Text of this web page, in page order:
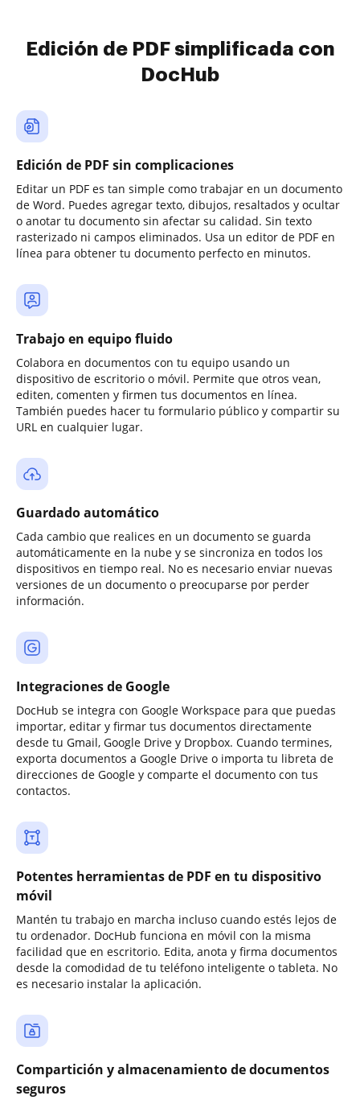
Edición de PDF simplificada con
DocHub
Edición de PDF sin complicaciones
Editar un PDF es tan simple como trabajar en un documento
de Word. Puedes agregar texto, dibujos, resaltados y ocultar
o anotar tu documento sin afectar su calidad. Sin texto
rasterizado ni campos eliminados. Usa un editor de PDF en
línea para obtener tu documento perfecto en minutos.
Trabajo en equipo fluido
Colabora en documentos con tu equipo usando un
dispositivo de escritorio o móvil. Permite que otros vean,
editen, comenten y firmen tus documentos en línea.
También puedes hacer tu formulario público y compartir su
URL en cualquier lugar.
Guardado automático
Cada cambio que realices en un documento se guarda
automáticamente en la nube y se sincroniza en todos los
dispositivos en tiempo real. No es necesario enviar nuevas
versiones de un documento o preocuparse por perder
información.
Integraciones de Google
DocHub se integra con Google Workspace para que puedas
importar, editar y firmar tus documentos directamente
desde tu Gmail, Google Drive y Dropbox. Cuando termines,
exporta documentos a Google Drive o importa tu libreta de
direcciones de Google y comparte el documento con tus
contactos.
Potentes herramientas de PDF en tu dispositivo
móvil
Mantén tu trabajo en marcha incluso cuando estés lejos de
tu ordenador. DocHub funciona en móvil con la misma
facilidad que en escritorio. Edita, anota y firma documentos
desde la comodidad de tu teléfono inteligente o tableta. No
es necesario instalar la aplicación.
Compartición y almacenamiento de documentos
seguros